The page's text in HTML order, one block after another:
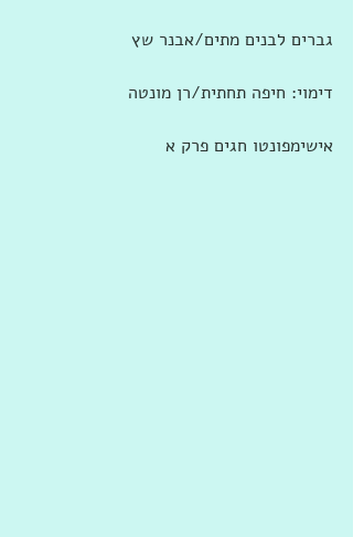
גברים לבנים מתים/אבנר שץ
דימוי: חיפה תחתית/רן מונטה
אישימפונטו חגים פרק א